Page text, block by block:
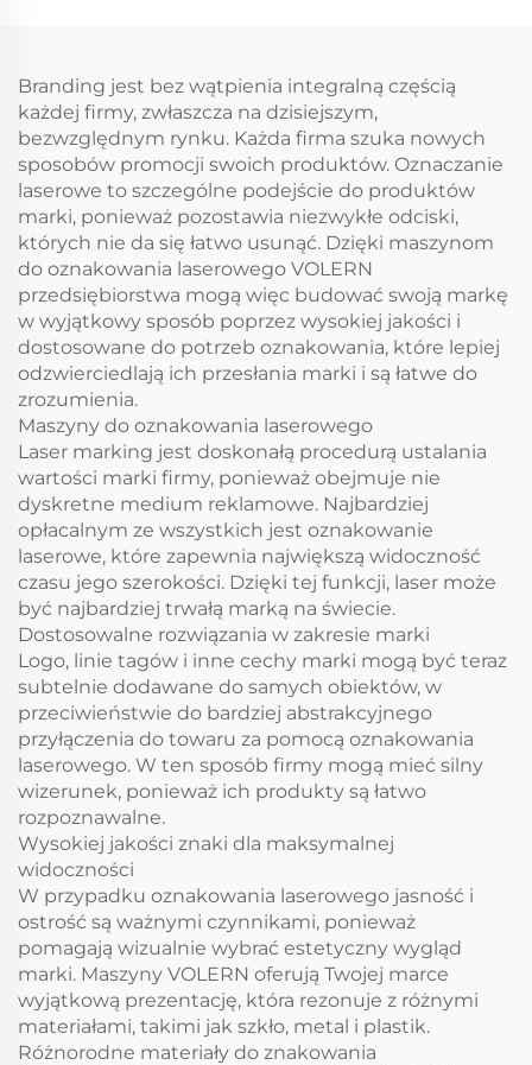
Branding jest bez wątpienia integralną częścią
każdej firmy, zwłaszcza na dzisiejszym,
bezwzględnym rynku. Każda firma szuka nowych
sposobów promocji swoich produktów. Oznaczanie
laserowe to szczególne podejście do produktów
marki, ponieważ pozostawia niezwykłe odciski,
których nie da się łatwo usunąć. Dzięki maszynom
do oznakowania laserowego VOLERN
przedsiębiorstwa mogą więc budować swoją markę
w wyjątkowy sposób poprzez wysokiej jakości i
dostosowane do potrzeb oznakowania, które lepiej
odzwierciedlają ich przesłania marki i są łatwe do
zrozumienia.
Maszyny do oznakowania laserowego
Laser marking jest doskonałą procedurą ustalania
wartości marki firmy, ponieważ obejmuje nie
dyskretne medium reklamowe. Najbardziej
opłacalnym ze wszystkich jest oznakowanie
laserowe, które zapewnia największą widoczność
czasu jego szerokości. Dzięki tej funkcji, laser może
być najbardziej trwałą marką na świecie.
Dostosowalne rozwiązania w zakresie marki
Logo, linie tagów i inne cechy marki mogą być teraz
subtelnie dodawane do samych obiektów, w
przeciwieństwie do bardziej abstrakcyjnego
przyłączenia do towaru za pomocą oznakowania
laserowego. W ten sposób firmy mogą mieć silny
wizerunek, ponieważ ich produkty są łatwo
rozpoznawalne.
Wysokiej jakości znaki dla maksymalnej
widoczności
W przypadku oznakowania laserowego jasność i
ostrość są ważnymi czynnikami, ponieważ
pomagają wizualnie wybrać estetyczny wygląd
marki. Maszyny VOLERN oferują Twojej marce
wyjątkową prezentację, która rezonuje z różnymi
materiałami, takimi jak szkło, metal i plastik.
Różnorodne materiały do znakowania